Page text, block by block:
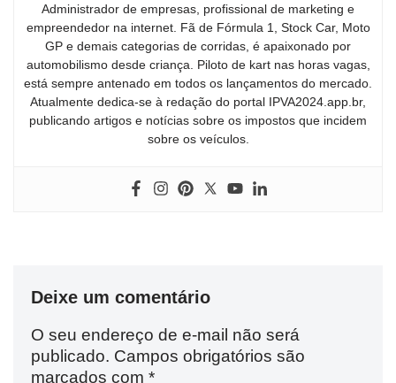
Administrador de empresas, profissional de marketing e
empreendedor na internet. Fã de Fórmula 1, Stock Car, Moto
GP e demais categorias de corridas, é apaixonado por
automobilismo desde criança. Piloto de kart nas horas vagas,
está sempre antenado em todos os lançamentos do mercado.
Atualmente dedica-se à redação do portal IPVA2024.app.br,
publicando artigos e notícias sobre os impostos que incidem
sobre os veículos.
Deixe um comentário
O seu endereço de e-mail não será
publicado. Campos obrigatórios são
marcados com *